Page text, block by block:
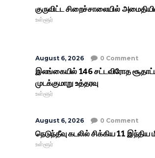
குருவிட்ட சிறைச்சாலையில்
உள்ளூர்
August 6, 2026 0 Comment
இலங்கையில் 146 சட்டவிரோத
முடக்குமாறு உத்தரவு
உள்ளூர்
August 6, 2026 0 Comment
நெடுந்தீவு கடலில் சிக்கிய 11 இந்திய
உள்ளூர்